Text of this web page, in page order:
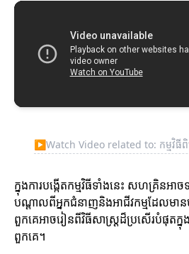
▶Watch Video related to: កម្មវិ
ក្នុងការបង្កើតកម្មវិធីទាំងនេះ សហគ្រិនអ
បណ្តាលពីអ្នកជំនាញនិងអាជីវកម្មដែលម
ពួកគេអាចរៀនពីវិធីសាស្ត្រដ៏ប្រសើរបំផុតក្
ពួកគេ។